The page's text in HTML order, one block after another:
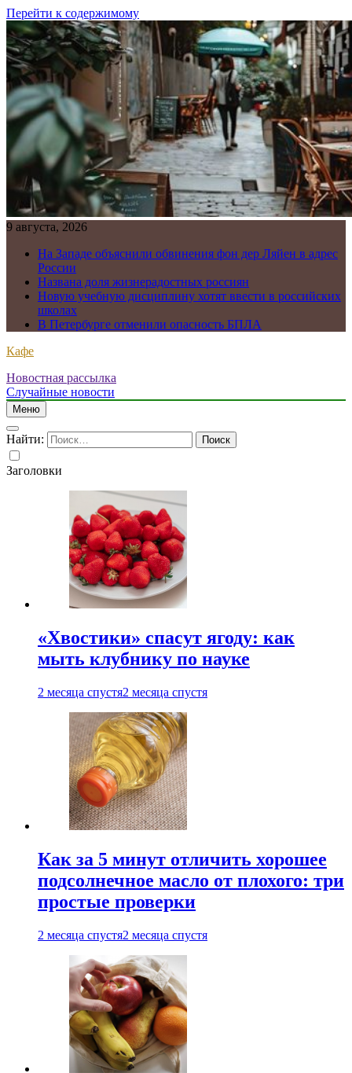
Перейти к содержимому
9 августа, 2026
На Западе объяснили обвинения фон дер Ляйен в адрес
России
Названа доля жизнерадостных россиян
Новую учебную дисциплину хотят ввести в российских
школах
В Петербурге отменили опасность БПЛА
Кафе
Новостная рассылка
Случайные новости
Меню
Найти:
Заголовки
«Хвостики» спасут ягоду: как
мыть клубнику по науке
2 месяца спустя2 месяца спустя
Как за 5 минут отличить хорошее
подсолнечное масло от плохого: три
простые проверки
2 месяца спустя2 месяца спустя